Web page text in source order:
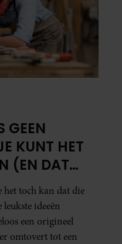
GEEN
KUNT HET
(EN DAT
het toch kan dat die
ideeën
een origineel
omtovert tot een